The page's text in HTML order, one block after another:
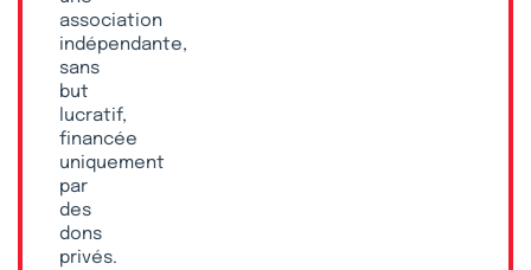
association
indépendante,
sans
but
lucratif,
financée
uniquement
par
des
dons
privés.